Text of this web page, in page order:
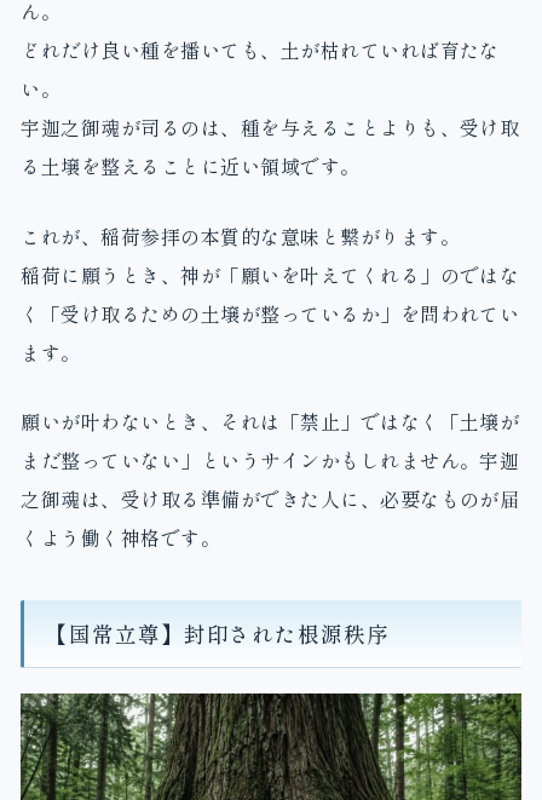
ん。
どれだけ良い種を播いても、土が枯れていれば育たな
い。
宇迦之御魂が司るのは、種を与えることよりも、受け取
る土壌を整えることに近い領域です。
これが、稲荷参拝の本質的な意味と繋がります。
稲荷に願うとき、神が「願いを叶えてくれる」のではな
く「受け取るための土壌が整っているか」を問われてい
ます。
願いが叶わないとき、それは「禁止」ではなく「土壌が
まだ整っていない」というサインかもしれません。宇迦
之御魂は、受け取る準備ができた人に、必要なものが届
くよう働く神格です。
【国常立尊】封印された根源秩序